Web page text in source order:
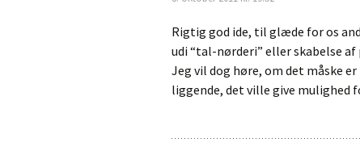
Rigtig god ide, til glæde for os
udi “tal-nørderi” eller skabelse
Jeg vil dog høre, om det måske
liggende, det ville give mulighed